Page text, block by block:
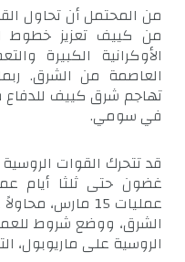
من المحتمل أن تحاول
من كييف تعزيز خطوط
الأوكرانية الكبيرة
العاصمة من الشرق.
تهاجم شرق كييف للدفاع
في سومي.
قد تتحرك القوات
غضون حتى ثلثا أيام
عمليات 15
الشرق، ووضع شروط
الروسية على ماريوبول،